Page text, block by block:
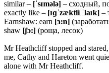
similar – [ˈsɪmələ] – сходный,
exactly like – [ɪɡˈzæktli ˈlaɪk] –
Earnshaw: earn [ɜ:n]
shaw [ʃɔ:] (роща, лесок)
Mr Heathcliff stopped and
me, Cathy and Hareton went
alone with Mr Heathcliff.